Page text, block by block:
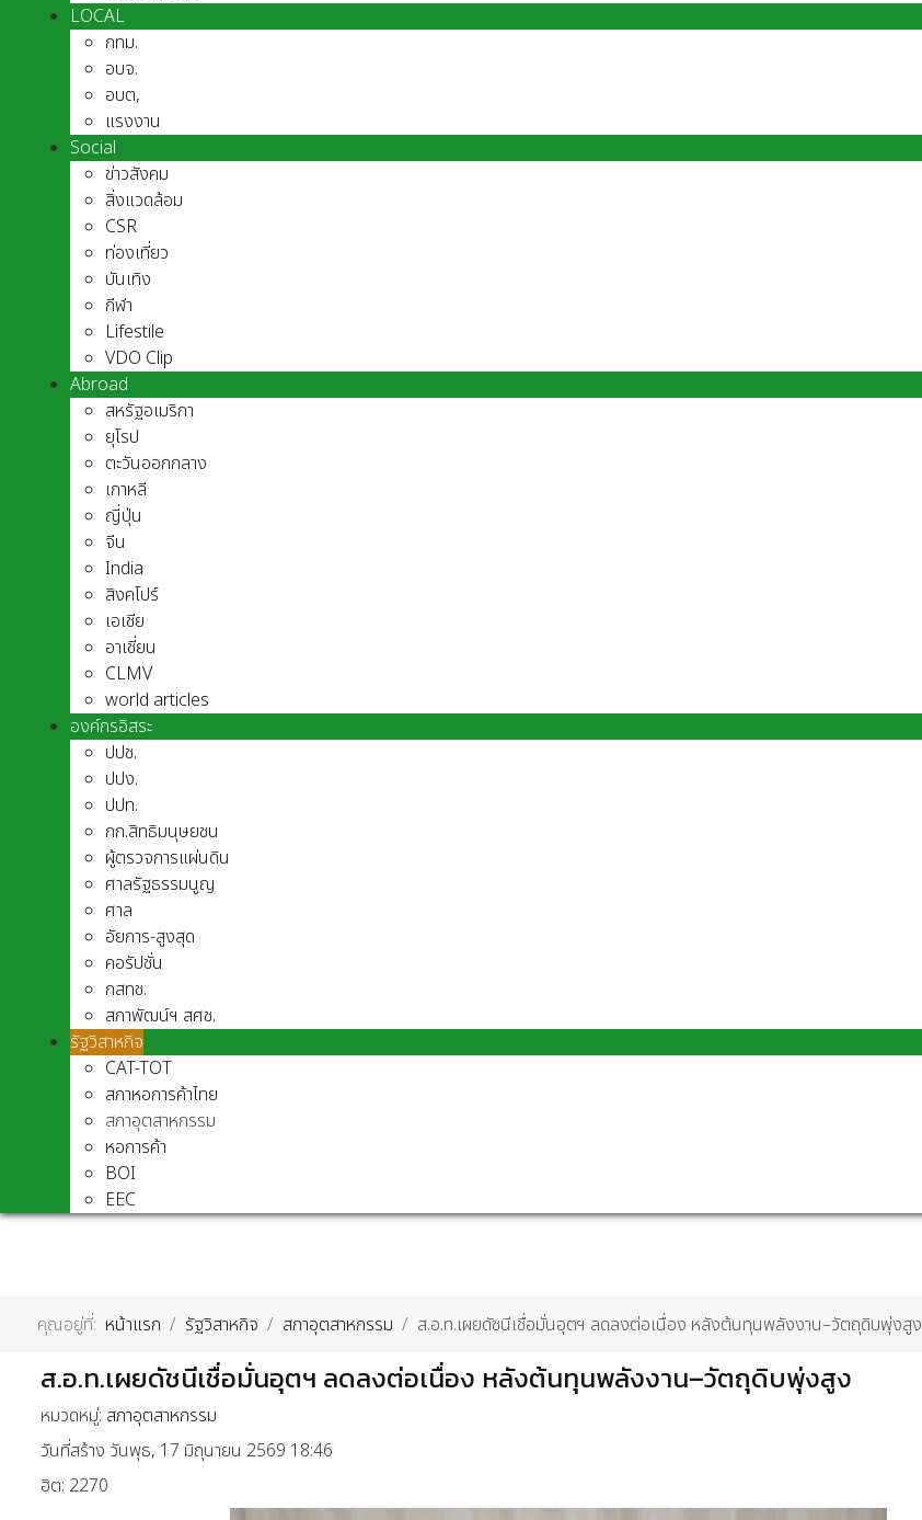
LOCAL
กทม.
อบจ.
อบต,
แรงงาน
Social
ข่าวสังคม
สิ่งแวดล้อม
CSR
ท่องเที่ยว
บันเทิง
กีฬา
Lifestile
VDO Clip
Abroad
สหรัฐอเมริกา
ยุโรป
ตะวันออกกลาง
เกาหลี
ญี่ปุ่น
จีน
India
สิงคโปร์
เอเชีย
อาเชี่ยน
CLMV
world articles
องค์กรอิสระ
ปปช.
ปปง.
ปปท.
กก.สิทธิมนุษยชน
ผู้ตรวจการแผ่นดิน
ศาลรัฐธรรมนูญ
ศาล
อัยการ-สูงสุด
คอรัปชั่น
กสทช.
สภาพัฒน์ฯ สศช.
รัฐวิสาหกิจ
CAT-TOT
สภาหอการค้าไทย
สภาอุตสาหกรรม
หอการค้า
BOI
EEC
คุณอยู่ที่: หน้าแรก รัฐวิสาหกิจ สภาอุตสาหกรรม ส.อ.ท.เผยดัชนีเชื่อมั่นอุตฯ ลดลงต่อเนื่อง หลังต้นทุนพลังงาน–วัตถุดิบพุ่งสูง
ส.อ.ท.เผยดัชนีเชื่อมั่นอุตฯ ลดลงต่อเนื่อง หลังต้นทุนพลังงาน–วัตถุดิบพุ่งสูง
หมวดหมู่: สภาอุตสาหกรรม
วันที่สร้าง วันพุธ, 17 มิถุนายน 2569 18:46
ฮิต: 2270